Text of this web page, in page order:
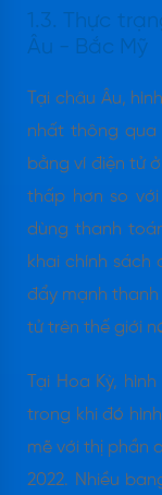
1.3. Thực
Âu - Bắc Mỹ
Tại châu Âu,
nhất thông qua
bằng ví điện tử
thấp hơn so
dùng thanh
khai chính sách
đẩy mạnh
tử trên thế giới
Tại Hoa Kỳ,
trong khi đó
mẽ với thị phần
2022. Nhiều